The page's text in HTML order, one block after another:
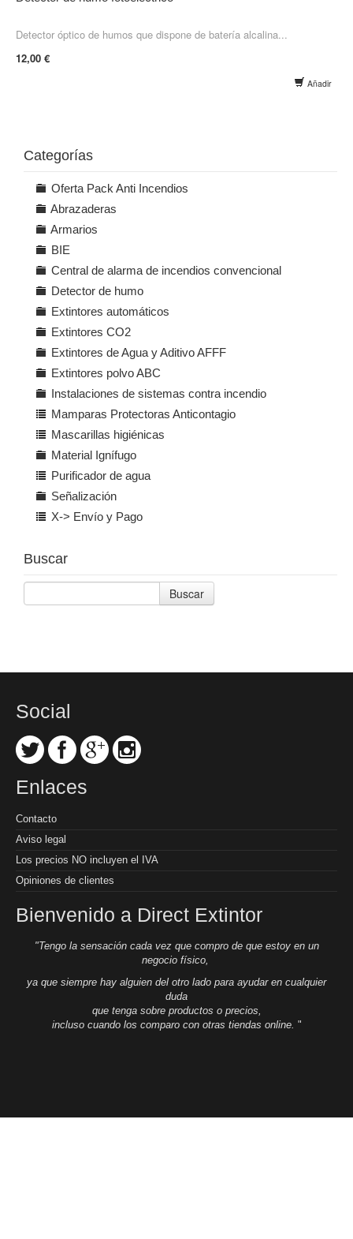
Detector óptico de humos que dispone de batería alcalina...
12,00 €
Añadir
Categorías
Oferta Pack Anti Incendios
Abrazaderas
Armarios
BIE
Central de alarma de incendios convencional
Detector de humo
Extintores automáticos
Extintores CO2
Extintores de Agua y Aditivo AFFF
Extintores polvo ABC
Instalaciones de sistemas contra incendio
Mamparas Protectoras Anticontagio
Mascarillas higiénicas
Material Ignífugo
Purificador de agua
Señalización
X-> Envío y Pago
Buscar
Buscar
Social
Enlaces
Contacto
Aviso legal
Los precios NO incluyen el IVA
Opiniones de clientes
Bienvenido a Direct Extintor
"Tengo la sensación cada vez que compro de que estoy en un
negocio físico,
ya que siempre hay alguien del otro lado para ayudar en cualquier
duda
que tenga sobre productos o precios,
incluso cuando los comparo con otras tiendas online. "